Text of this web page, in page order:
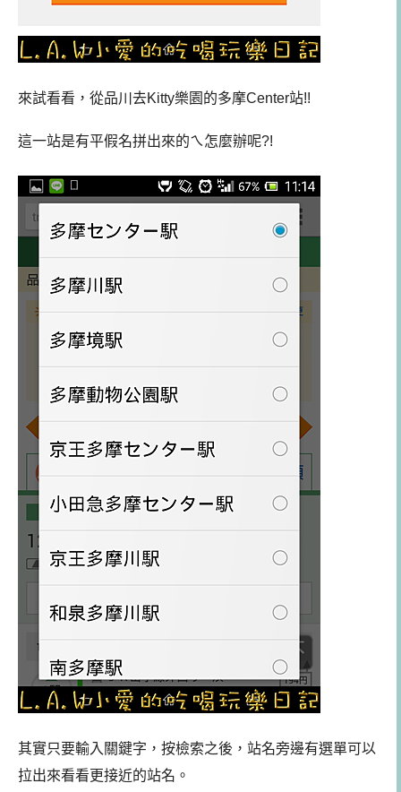
來試看看，從品川去Kitty樂園的多摩Center站!!
這一站是有平假名拼出來的ㄟ怎麼辦呢?!
其實只要輸入關鍵字，按檢索之後，站名旁邊有選單可以
拉出來看看更接近的站名。